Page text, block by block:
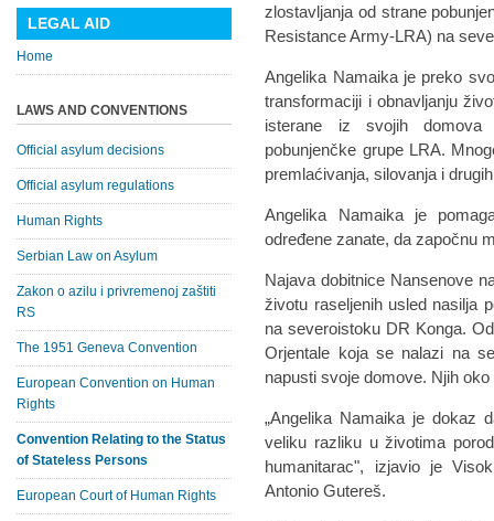
zlostavljanja od strane
Resistance Army-LRA) na
Angelika Namaika je preko
transformaciji i obnavljanju
isterane iz svojih domova
pobunjenčke grupe LRA.
premlaćivanja, silovanja i
Angelika Namaika je
određene zanate, da započnu
Najava dobitnice Nansenove
životu raseljenih usled nasilja
na severoistoku DR Konga.
Orjentale koja se nalazi na
napusti svoje domove. Njih
„Angelika Namaika je dokaz
veliku razliku u životima
humanitarac", izjavio je
Antonio Gutereš.
LEGAL AID
Home
LAWS AND CONVENTIONS
Official asylum decisions
Official asylum regulations
Human Rights
Serbian Law on Asylum
Zakon o azilu i privremenoj zaštiti
RS
The 1951 Geneva Convention
European Convention on Human
Rights
Convention Relating to the Status
of Stateless Persons
European Court of Human Rights